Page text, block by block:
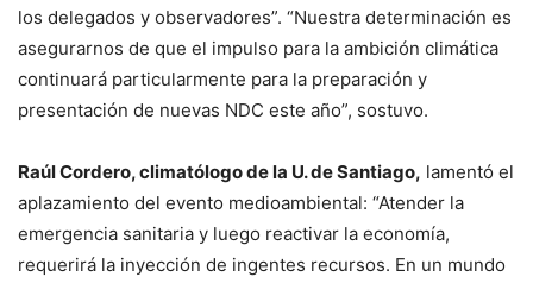
los delegados y observadores”. “Nuestra determinación es
asegurarnos de que el impulso para la ambición climática
continuará particularmente para la preparación y
presentación de nuevas NDC este año”, sostuvo.
Raúl Cordero, climatólogo de la U. de Santiago, lamentó el
aplazamiento del evento medioambiental: “Atender la
emergencia sanitaria y luego reactivar la economía,
requerirá la inyección de ingentes recursos. En un mundo